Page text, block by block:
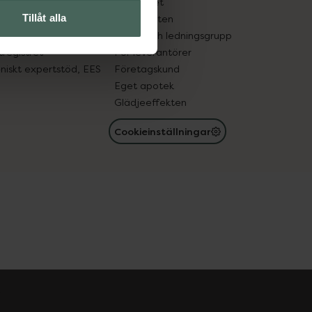
Tillåt alla
in gammal medicin
läkemedel
expertstöd, EES
Samarbeten
Ägare och ledningsgrupp
För leverantörer
Företagskund
Eget apotek
Glädjeeffekten
Cookieinställningar